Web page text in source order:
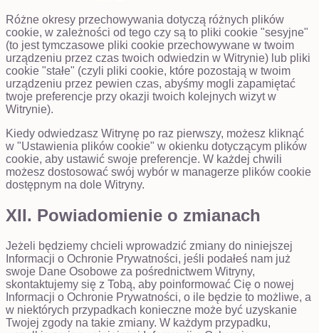
Różne okresy przechowywania dotyczą różnych plików
cookie, w zależności od tego czy są to pliki cookie "sesyjne"
(to jest tymczasowe pliki cookie przechowywane w twoim
urządzeniu przez czas twoich odwiedzin w Witrynie) lub pliki
cookie "stałe" (czyli pliki cookie, które pozostają w twoim
urządzeniu przez pewien czas, abyśmy mogli zapamiętać
twoje preferencje przy okazji twoich kolejnych wizyt w
Witrynie).
Kiedy odwiedzasz Witrynę po raz pierwszy, możesz kliknąć
w "Ustawienia plików cookie" w okienku dotyczącym plików
cookie, aby ustawić swoje preferencje. W każdej chwili
możesz dostosować swój wybór w managerze plików cookie
dostępnym na dole Witryny.
XII. Powiadomienie o zmianach
Jeżeli będziemy chcieli wprowadzić zmiany do niniejszej
Informacji o Ochronie Prywatności, jeśli podałeś nam już
swoje Dane Osobowe za pośrednictwem Witryny,
skontaktujemy się z Tobą, aby poinformować Cię o nowej
Informacji o Ochronie Prywatności, o ile będzie to możliwe, a
w niektórych przypadkach konieczne może być uzyskanie
Twojej zgody na takie zmiany. W każdym przypadku,